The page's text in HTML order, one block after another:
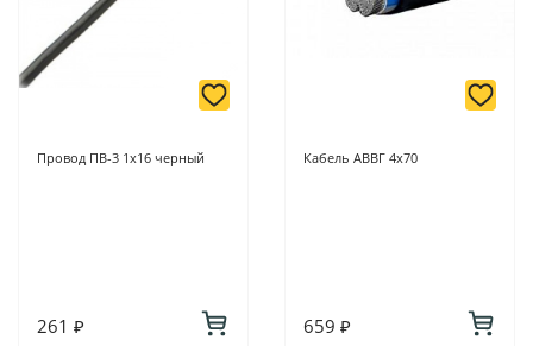
Провод ПВ-3 1х16 черный
261 ₽
Кабель АВВГ 4х70
659 ₽